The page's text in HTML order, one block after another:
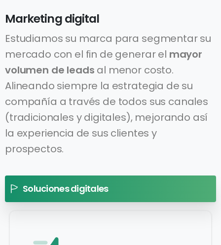
Marketing digital
Estudiamos su marca para segmentar su
mercado con el fin de generar el mayor
volumen de leads al menor costo.
Alineando siempre la estrategia de su
compañía a través de todos sus canales
(tradicionales y digitales), mejorando así
la experiencia de sus clientes y
prospectos.
Soluciones digitales